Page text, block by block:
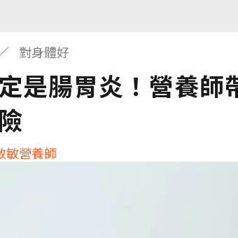
對身體好
是腸胃炎！營養
敏營養師